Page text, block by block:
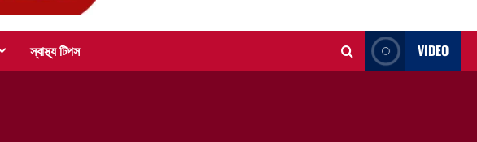
স্বাস্থ্য টিপস VIDEO